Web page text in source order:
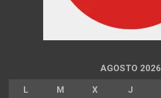
AGOSTO 2026
L M X J